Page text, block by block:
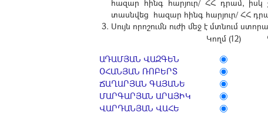
հազար հինգ հարյուր/ ՀՀ դրամ, իսկ
տասնվեց հազար հինգ հարյուր/ ՀՀ
Սույն որոշումն ուժի մեջ է մտնում
Կողմ (12)
ԱԴԱՄՅԱՆ ՎԱԶԳԵՆ
ՕՀԱՆՅԱՆ ՌՈԲԵՐՏ
ՃԱՂԱՐՅԱՆ ԳԱՅԱՆԵ
ՄԱՐԳԱՐՅԱՆ ԱՐԱՅԻԿ
ՎԱՐԴԱՆՅԱՆ ՎԱՀԵ